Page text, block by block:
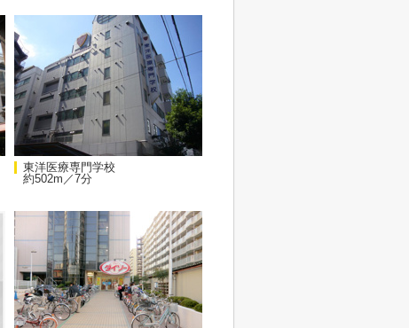
東洋医療専門学校
約502m／7分